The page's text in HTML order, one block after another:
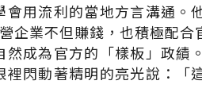
用流利的當地方言溝通。
企業不但賺錢，也積極配合
成為官方的「樣板」政績
閃動著精明的亮光說：「